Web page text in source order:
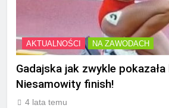
AKTUALNOŚCI NA ZAWODACH
Gadajska jak zwykle pokazała
Niesamowity finish!
4 lata temu